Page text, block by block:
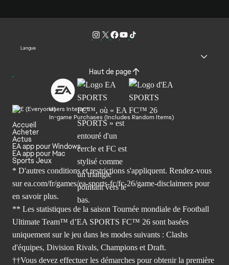
Langue
Haut de page
Users Interact
In-game Purchases (Includes Random Items)
Accueil
Acheter
Actus
EA app pour Windows
EA app pour Mac
Sports Jeux
* D'autres conditions et restrictions s'appliquent. Rendez-vous
sur ea.com/fr/games/ea-sports-fc/fc-26/game-disclaimers pour
en savoir plus.
** Les statistiques de la saison Tournée mondiale de Football
Ultimate Team™ d’EA SPORTS FC™ 26 sont basées
uniquement sur le jeu dans les modes suivants : Clashs
d'équipes, Division Rivals, Champions et Draft.
††Vous devez effectuer les démarches pour obtenir la première